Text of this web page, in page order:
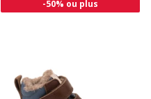
-50% ou plus